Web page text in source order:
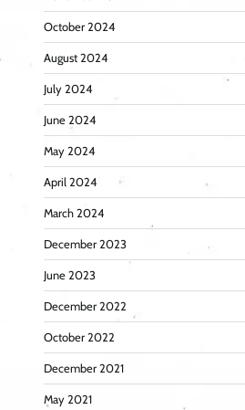
October 2024
August 2024
July 2024
June 2024
May 2024
April 2024
March 2024
December 2023
June 2023
December 2022
October 2022
December 2021
May 2021